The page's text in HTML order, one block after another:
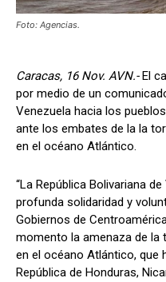
Foto: Agencias.
Caracas, 16 Nov. AVN.- El
por medio de un
Venezuela hacia los
ante los embates de la la
en el océano Atlántico.
“La República Bolivariana
profunda solidaridad y
Gobiernos de
momento la amenaza de la
en el océano Atlántico, que
República de Honduras,